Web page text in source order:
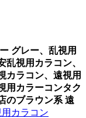
グレー、乱視用
乱視用カラコン、
カラコン、遠視用
用カラーコンタク
のブラウン系 遠
カラコン